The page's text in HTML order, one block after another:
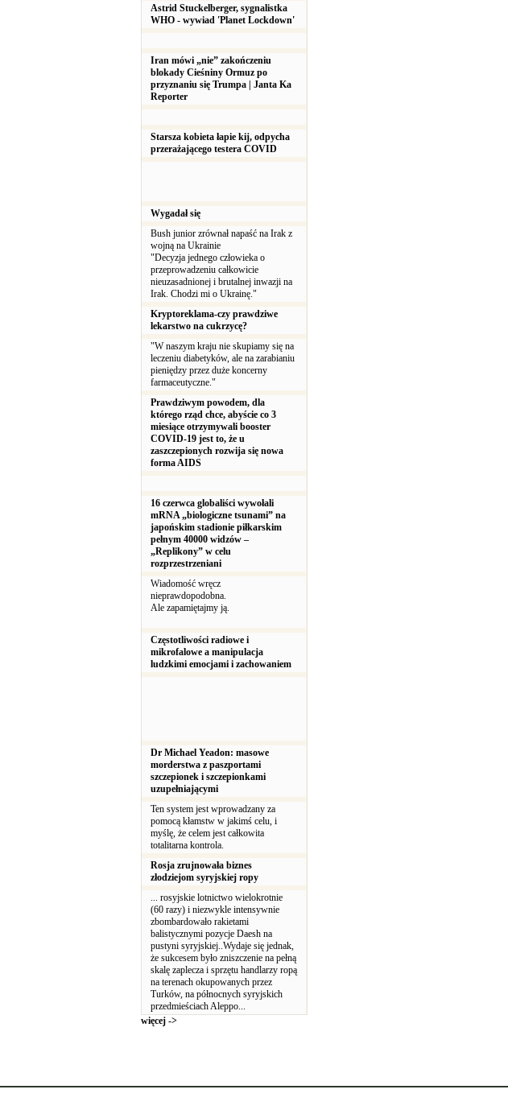
Astrid Stuckelberger, sygnalistka
WHO - wywiad 'Planet Lockdown'
Iran mówi „nie” zakończeniu
blokady Cieśniny Ormuz po
przyznaniu się Trumpa | Janta Ka
Reporter
Starsza kobieta łapie kij, odpycha
przerażającego testera COVID
Wygadał się
Bush junior zrównał napaść na Irak z
wojną na Ukrainie
"Decyzja jednego człowieka o
przeprowadzeniu całkowicie
nieuzasadnionej i brutalnej inwazji na
Irak. Chodzi mi o Ukrainę."
Kryptoreklama-czy prawdziwe
lekarstwo na cukrzycę?
"W naszym kraju nie skupiamy się na
leczeniu diabetyków, ale na zarabianiu
pieniędzy przez duże koncerny
farmaceutyczne."
Prawdziwym powodem, dla
którego rząd chce, abyście co 3
miesiące otrzymywali booster
COVID-19 jest to, że u
zaszczepionych rozwija się nowa
forma AIDS
16 czerwca globaliści wywołali
mRNA „biologiczne tsunami” na
japońskim stadionie piłkarskim
pełnym 40000 widzów –
„Replikony” w celu
rozprzestrzeniani
Wiadomość wręcz
nieprawdopodobna.
Ale zapamiętajmy ją.
Częstotliwości radiowe i
mikrofalowe a manipulacja
ludzkimi emocjami i zachowaniem
Dr Michael Yeadon: masowe
morderstwa z paszportami
szczepionek i szczepionkami
uzupełniającymi
Ten system jest wprowadzany za
pomocą kłamstw w jakimś celu, i
myślę, że celem jest całkowita
totalitarna kontrola.
Rosja zrujnowała biznes
złodziejom syryjskiej ropy
... rosyjskie lotnictwo wielokrotnie
(60 razy) i niezwykle intensywnie
zbombardowało rakietami
balistycznymi pozycje Daesh na
pustyni syryjskiej..Wydaje się jednak,
że sukcesem było zniszczenie na pełną
skalę zaplecza i sprzętu handlarzy ropą
na terenach okupowanych przez
Turków, na północnych syryjskich
przedmieściach Aleppo...
więcej ->